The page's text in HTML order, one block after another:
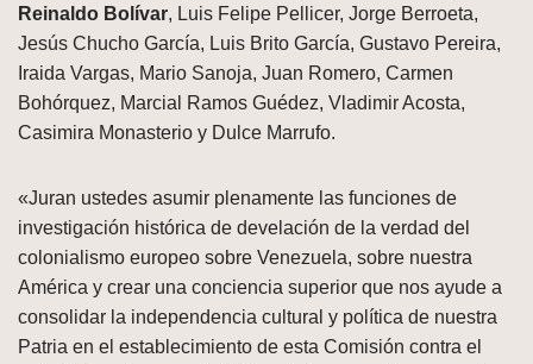
Reinaldo Bolívar, Luis Felipe Pellicer, Jorge Berroeta,
Jesús Chucho García, Luis Brito García, Gustavo Pereira,
Iraida Vargas, Mario Sanoja, Juan Romero, Carmen
Bohórquez, Marcial Ramos Guédez, Vladimir Acosta,
Casimira Monasterio y Dulce Marrufo.
«Juran ustedes asumir plenamente las funciones de
investigación histórica de develación de la verdad del
colonialismo europeo sobre Venezuela, sobre nuestra
América y crear una conciencia superior que nos ayude a
consolidar la independencia cultural y política de nuestra
Patria en el establecimiento de esta Comisión contra el